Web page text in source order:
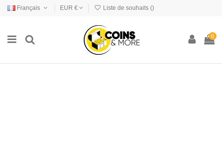
Français EUR € Liste de souhaits ()
0